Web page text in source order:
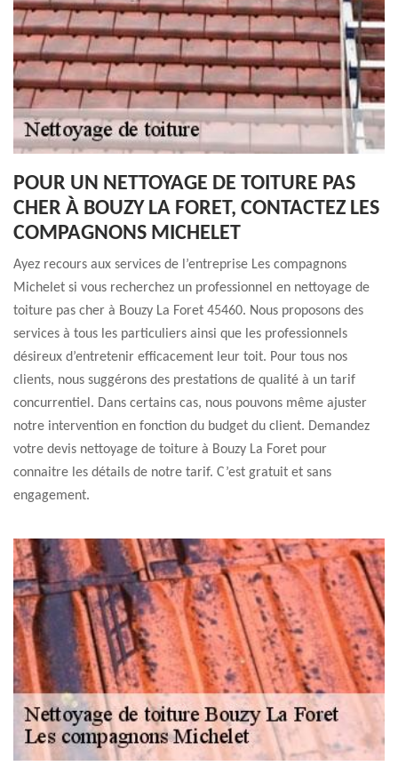
POUR UN NETTOYAGE DE TOITURE PAS
CHER À BOUZY LA FORET, CONTACTEZ LES
COMPAGNONS MICHELET
Ayez recours aux services de l’entreprise Les compagnons
Michelet si vous recherchez un professionnel en nettoyage de
toiture pas cher à Bouzy La Foret 45460. Nous proposons des
services à tous les particuliers ainsi que les professionnels
désireux d’entretenir efficacement leur toit. Pour tous nos
clients, nous suggérons des prestations de qualité à un tarif
concurrentiel. Dans certains cas, nous pouvons même ajuster
notre intervention en fonction du budget du client. Demandez
votre devis nettoyage de toiture à Bouzy La Foret pour
connaitre les détails de notre tarif. C’est gratuit et sans
engagement.